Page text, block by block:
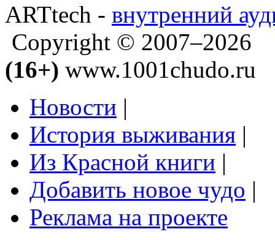
ARTtech - внутренний
Copyright © 2007–2026
(16+) www.1001chudo.ru
Новости |
История выживания |
Из Красной книги |
Добавить новое чудо |
Реклама на проекте